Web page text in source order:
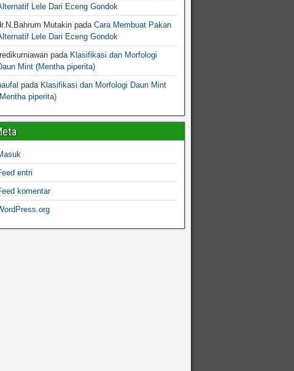
Lele Dari Eceng Gondok
Mutakinpada Cara Membuat Pakan
Lele Dari Eceng Gondok
pada Klasifikasi dan Morfologi
Mint (Mentha piperita)
pada Klasifikasi dan Morfologi Daun Mint
piperita)
entri
komentar